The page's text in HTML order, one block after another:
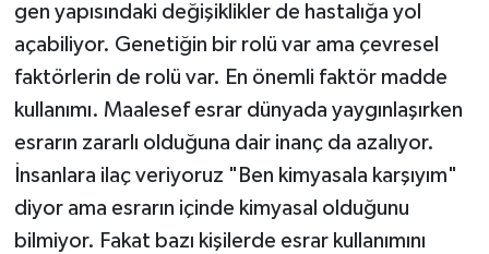
gen yapısındaki değişiklikler de hastalığa yol
açabiliyor. Genetiğin bir rolü var ama çevresel
faktörlerin de rolü var. En önemli faktör madde
kullanımı. Maalesef esrar dünyada yaygınlaşırken
esrarın zararlı olduğuna dair inanç da azalıyor.
İnsanlara ilaç veriyoruz "Ben kimyasala karşıyım"
diyor ama esrarın içinde kimyasal olduğunu
bilmiyor. Fakat bazı kişilerde esrar kullanımını